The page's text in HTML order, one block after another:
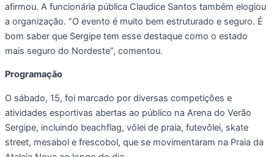
afirmou. A funcionária pública Claudice Santos também elogiou
a organização. “O evento é muito bem estruturado e seguro. É
bom saber que Sergipe tem esse destaque como o estado
mais seguro do Nordeste”, comentou.
Programação
O sábado, 15, foi marcado por diversas competições e
atividades esportivas abertas ao público na Arena do Verão
Sergipe, incluindo beachflag, vôlei de praia, futevôlei, skate
street, mesabol e frescobol, que se movimentaram na Praia da